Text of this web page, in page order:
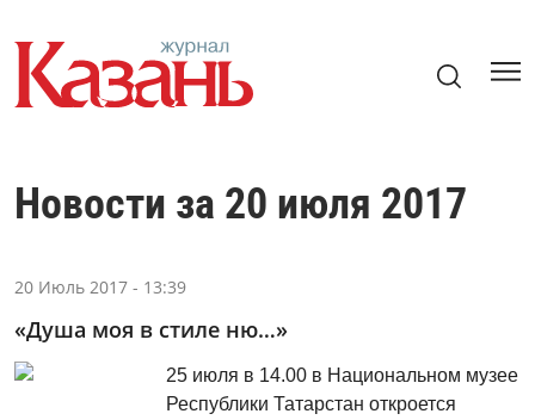
Новости за 20 июля 2017
20 Июль 2017 - 13:39
«Душа моя в стиле ню…»
25 июля в 14.00 в Национальном музее
Республики Татарстан откроется